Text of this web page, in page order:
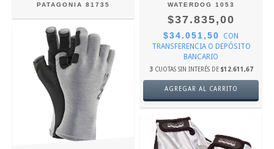
PATAGONIA 81735
WATERDOG 1053
$37.835,00
$34.051,50
CON
TRANSFERENCIA O DEPÓSITO
BANCARIO
3 CUOTAS SIN INTERÉS DE $12.611,67
AGREGAR AL CARRITO